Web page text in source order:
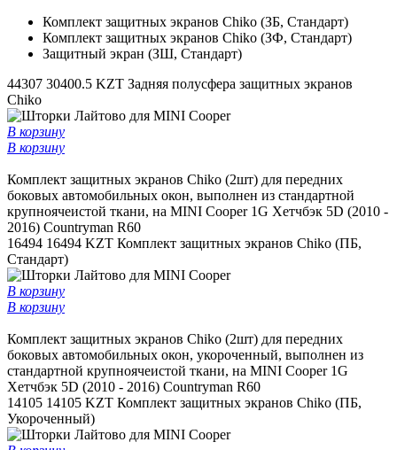
Комплект защитных экранов Chiko (ЗБ, Стандарт)
Комплект защитных экранов Chiko (ЗФ, Стандарт)
Защитный экран (ЗШ, Стандарт)
44307 30400.5 KZT Задняя полусфера защитных экранов
Chiko
В корзину
В корзину
Комплект защитных экранов Chiko (2шт) для передних
боковых автомобильных окон, выполнен из стандартной
крупноячеистой ткани, на MINI Cooper 1G Хетчбэк 5D (2010 -
2016) Countryman R60
16494 16494 KZT Комплект защитных экранов Chiko (ПБ,
Стандарт)
В корзину
В корзину
Комплект защитных экранов Chiko (2шт) для передних
боковых автомобильных окон, укороченный, выполнен из
стандартной крупноячеистой ткани, на MINI Cooper 1G
Хетчбэк 5D (2010 - 2016) Countryman R60
14105 14105 KZT Комплект защитных экранов Chiko (ПБ,
Укороченный)